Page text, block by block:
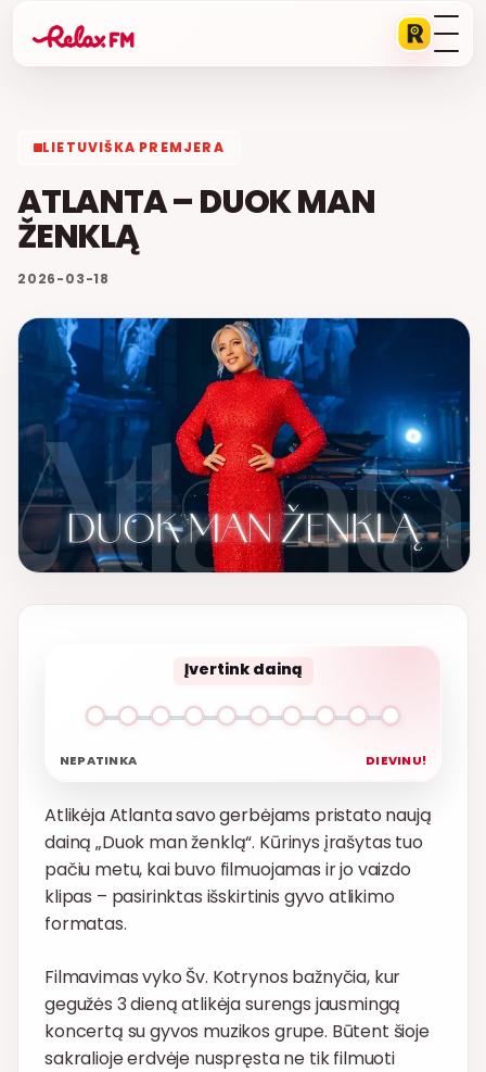
LIETUVIŠKA PREMJERA
ATLANTA – DUOK MAN
ŽENKLĄ
2026-03-18
Įvertink dainą
NEPATINKA DIEVINU!
Atlikėja Atlanta savo gerbėjams pristato naują
dainą „Duok man ženklą“. Kūrinys įrašytas tuo
pačiu metu, kai buvo filmuojamas ir jo vaizdo
klipas – pasirinktas išskirtinis gyvo atlikimo
formatas.
Filmavimas vyko Šv. Kotrynos bažnyčia, kur
gegužės 3 dieną atlikėja surengs jausmingą
koncertą su gyvos muzikos grupe. Būtent šioje
sakralioje erdvėje nuspręsta ne tik filmuoti